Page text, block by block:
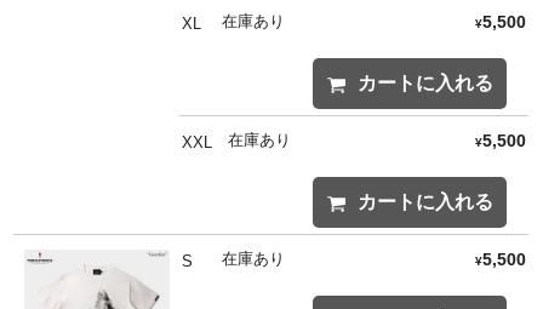
XL 在庫あり ¥5,500
カートに入れる
XXL 在庫あり ¥5,500
カートに入れる
S 在庫あり ¥5,500